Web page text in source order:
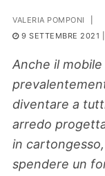
PIANTE
Search for:
VALERIA POMPONI
9 SETTEMBRE 2021
Anche il
diventare a
arredo
in
spendere un